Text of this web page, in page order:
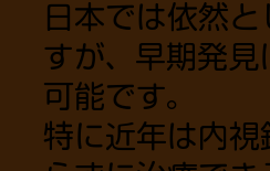
日本では依然
すが、早期発
可能です。
特に近年は内視